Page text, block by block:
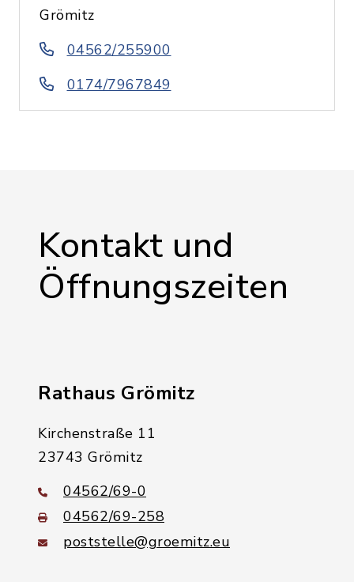
Grömitz
04562/255900
0174/7967849
Kontakt und
Öffnungszeiten
Rathaus Grömitz
Kirchenstraße 11
23743 Grömitz
04562/69-0
04562/69-258
poststelle@groemitz.eu